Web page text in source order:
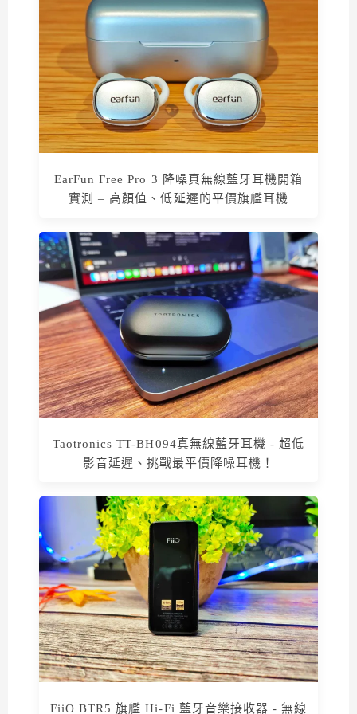
EarFun Free Pro 3 降噪真無線藍牙耳機開箱
實測 – 高顏值、低延遲的平價旗艦耳機
Taotronics TT-BH094真無線藍牙耳機 - 超低
影音延遲、挑戰最平價降噪耳機！
FiiO BTR5 旗艦 Hi-Fi 藍牙音樂接收器 - 無線